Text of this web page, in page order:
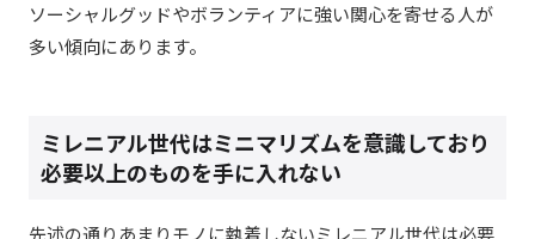
ソーシャルグッドやボランティアに強い関心を寄せる人が
多い傾向にあります。
ミレニアル世代はミニマリズムを意識しており
必要以上のものを手に入れない
先述の通りあまりモノに執着しないミレニアル世代は必要